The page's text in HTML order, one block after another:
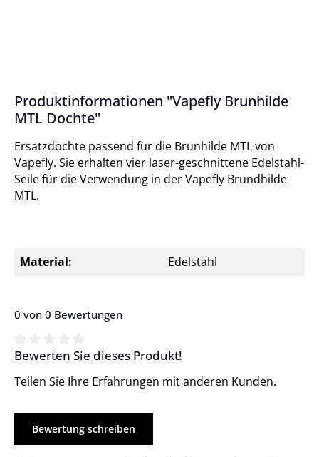
Produktinformationen "Vapefly Brunhilde
MTL Dochte"
Ersatzdochte passend für die Brunhilde MTL von
Vapefly. Sie erhalten vier laser-geschnittene Edelstahl-
Seile für die Verwendung in der Vapefly Brundhilde
MTL.
Material: Edelstahl
0 von 0 Bewertungen
Durchschnittliche Bewertung von 0 von 5 Sternen
Bewerten Sie dieses Produkt!
Teilen Sie Ihre Erfahrungen mit anderen Kunden.
Bewertung schreiben